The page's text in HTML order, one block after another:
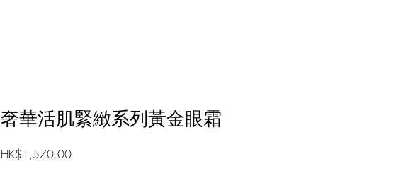
奢華活肌緊緻系列黃金眼霜
HK$1,570.00價